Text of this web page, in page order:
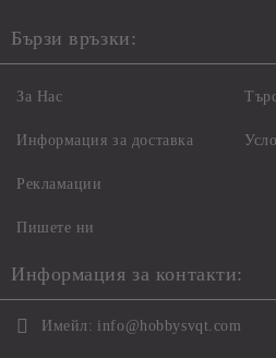
Бързи връзки:
За Нас
Информация за доставка
Рекламации
Пишете ни
Информация за контакти:
Имейл: info@hobbysvqt.com